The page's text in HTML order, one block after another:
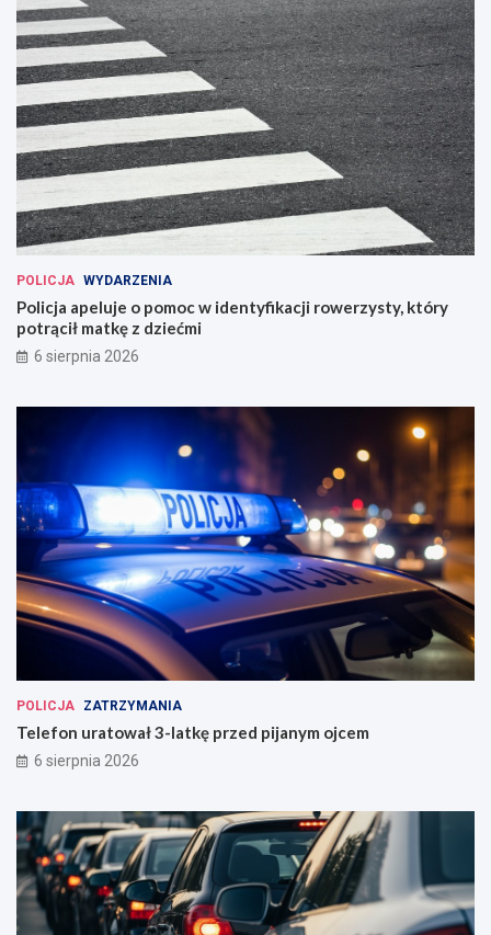
POLICJA WYDARZENIA
Policja apeluje o pomoc w identyfikacji rowerzysty, który
potrącił matkę z dziećmi
6 sierpnia 2026
POLICJA ZATRZYMANIA
Telefon uratował 3-latkę przed pijanym ojcem
6 sierpnia 2026